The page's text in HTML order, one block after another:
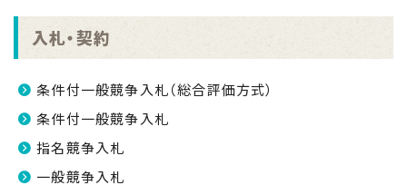
係る一般競争入札結果について NEW
2026.07.17
(開)札分
入札・契約
条件付一般競争入札（総合評価方式）
条件付一般競争入札
指名競争入札
一般競争入札